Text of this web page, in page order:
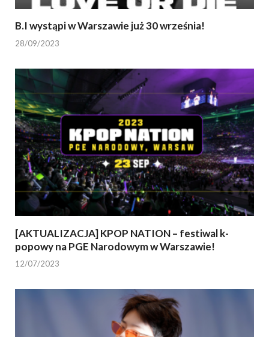
B.I wystąpi w Warszawie już 30 września!
28/09/2023
[AKTUALIZACJA] KPOP NATION – festiwal k-
popowy na PGE Narodowym w Warszawie!
12/07/2023